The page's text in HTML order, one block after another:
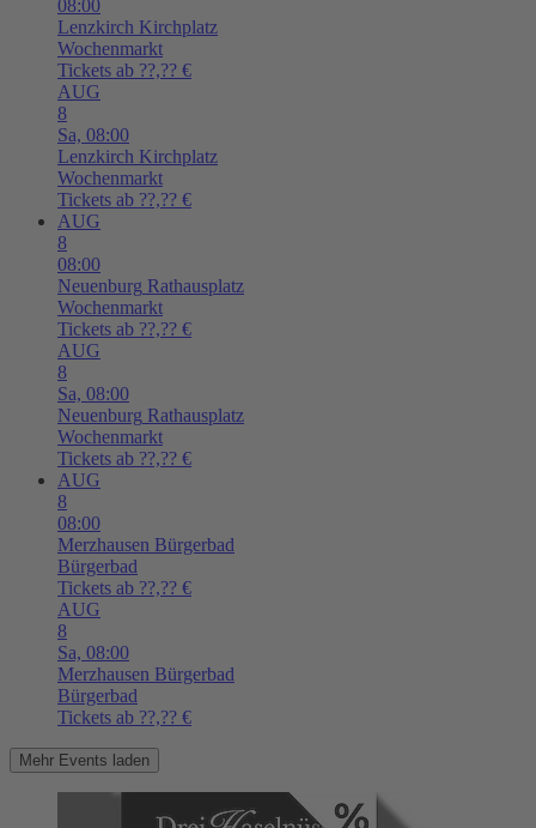
08:00
Lenzkirch Kirchplatz
Wochenmarkt
Tickets ab ??,?? €
AUG
8
Sa, 08:00
Lenzkirch Kirchplatz
Wochenmarkt
Tickets ab ??,?? €
AUG
8
08:00
Neuenburg Rathausplatz
Wochenmarkt
Tickets ab ??,?? €
AUG
8
Sa, 08:00
Neuenburg Rathausplatz
Wochenmarkt
Tickets ab ??,?? €
AUG
8
08:00
Merzhausen Bürgerbad
Bürgerbad
Tickets ab ??,?? €
AUG
8
Sa, 08:00
Merzhausen Bürgerbad
Bürgerbad
Tickets ab ??,?? €
Mehr Events laden